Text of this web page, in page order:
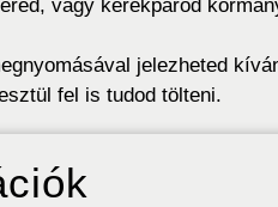
vagy kerékpárod
jelezheted
fel is tudod tölteni.